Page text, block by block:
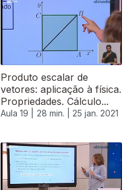
Produto escalar de
vetores: aplicação à física.
Propriedades. Cálculo...
Aula 19 | 28 min. | 25 jan. 2021